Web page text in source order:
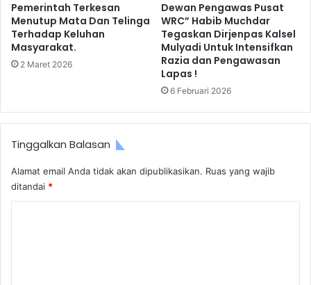
Pemerintah Terkesan
Menutup Mata Dan Telinga
Terhadap Keluhan
Masyarakat.
2 Maret 2026
Dewan Pengawas Pusat
WRC” Habib Muchdar
Tegaskan Dirjenpas Kalsel
Mulyadi Untuk Intensifkan
Razia dan Pengawasan
Lapas !
6 Februari 2026
Tinggalkan Balasan
Alamat email Anda tidak akan dipublikasikan. Ruas yang wajib
ditandai *